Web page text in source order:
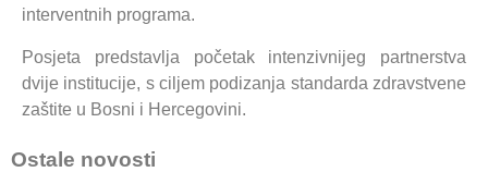
interventnih programa.
Posjeta predstavlja početak intenzivnijeg partnerstva
dvije institucije, s ciljem podizanja standarda zdravstvene
zaštite u Bosni i Hercegovini.
Ostale novosti